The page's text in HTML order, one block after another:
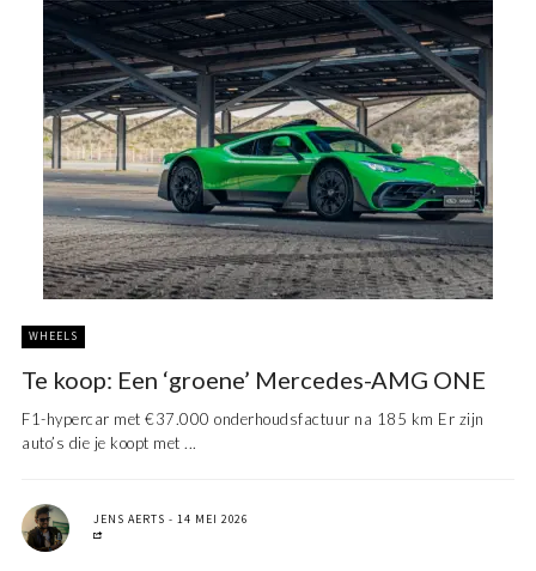
WHEELS
Te koop: Een ‘groene’ Mercedes-AMG ONE
F1-hypercar met €37.000 onderhoudsfactuur na 185 km Er zijn
auto’s die je koopt met ...
JENS AERTS 14 MEI 2026